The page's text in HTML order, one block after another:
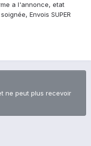
a l'annonce, etat
Envois SUPER
ne peut plus recevoir